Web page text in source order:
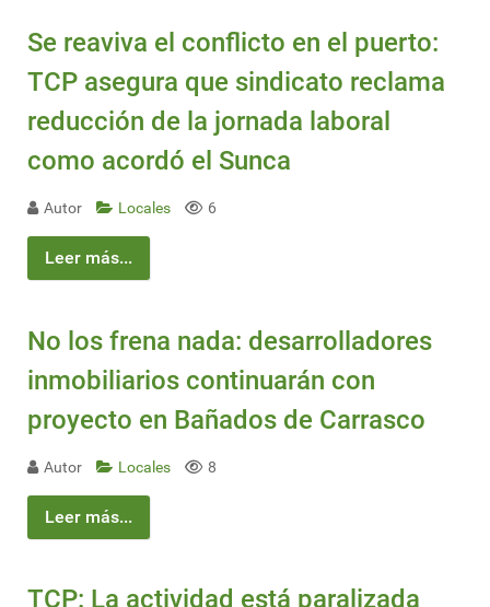
Se reaviva el conflicto en el puerto:
TCP asegura que sindicato reclama
reducción de la jornada laboral
como acordó el Sunca
Autor Locales 6
Leer más...
No los frena nada: desarrolladores
inmobiliarios continuarán con
proyecto en Bañados de Carrasco
Autor Locales 8
Leer más...
TCP: La actividad está paralizada